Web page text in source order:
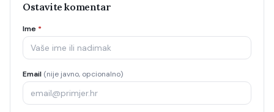
Ostavite komentar
Ime *
Email (nije javno, opcionalno)